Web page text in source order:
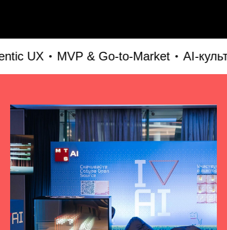
MVP & Go-to-Market AI-культура